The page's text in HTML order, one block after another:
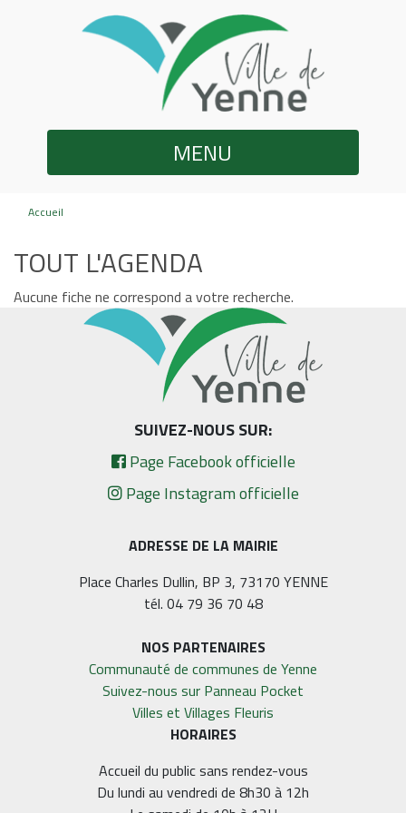
MENU
Accueil
TOUT L'AGENDA
Aucune fiche ne correspond a votre recherche.
ADRESSE DE LA MAIRIE
Place Charles Dullin, BP 3, 73170 YENNE
tél. 04 79 36 70 48
NOS PARTENAIRES
Communauté de communes de Yenne
Suivez-nous sur Panneau Pocket
Villes et Villages Fleuris
SUIVEZ-NOUS SUR:
Page Facebook officielle
Page Instagram officielle
HORAIRES
Accueil du public sans rendez-vous
Du lundi au vendredi de 8h30 à 12h